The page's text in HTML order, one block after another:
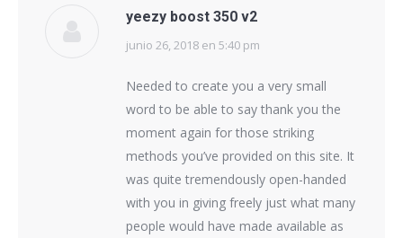
yeezy boost 350 v2
dice:
junio 26, 2018 en 5:40 pm
Needed to create you a very small
word to be able to say thank you the
moment again for those striking
methods you’ve provided on this site. It
was quite tremendously open-handed
with you in giving freely just what many
people would have made available as